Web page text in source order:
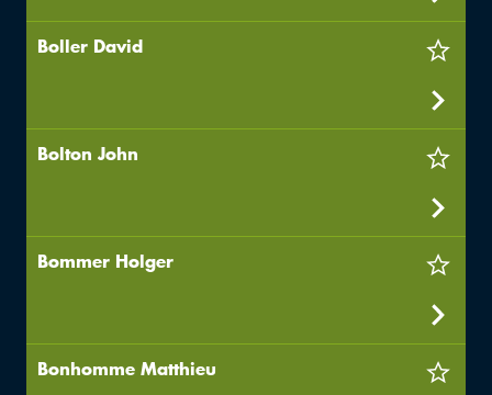
Boller David
Bolton John
Bommer Holger
Bonhomme Matthieu